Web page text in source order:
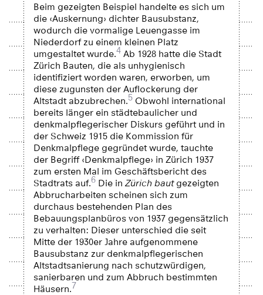
Beim gezeigten Beispiel handelte es sich um
die ‹Auskernung› dichter Bausubstanz,
wodurch die vormalige Leuengasse im
Niederdorf zu einem kleinen Platz
umgestaltet wurde.4Ab 1928 hatte die Stadt
Zürich Bauten, die als unhygienisch
identifiziert worden waren, erworben, um
diese zugunsten der Auflockerung der
Altstadt abzubrechen.5Obwohl international
bereits länger ein städtebaulicher und
denkmalpflegerischer Diskurs geführt und in
der Schweiz 1915 die Kommission für
Denkmalpflege gegründet wurde, tauchte
der Begriff ‹Denkmalpflege› in Zürich 1937
zum ersten Mal im Geschäftsbericht des
Stadtrats auf.6Die in Zürich bautgezeigten
Abbrucharbeiten scheinen sich zum
durchaus bestehenden Plan des
Bebauungsplanbüros von 1937 gegensätzlich
zu verhalten: Dieser unterschied die seit
Mitte der 1930er Jahre aufgenommene
Bausubstanz zur denkmalpflegerischen
Altstadtsanierung nach schutzwürdigen,
sanierbaren und zum Abbruch bestimmten
Häusern.7